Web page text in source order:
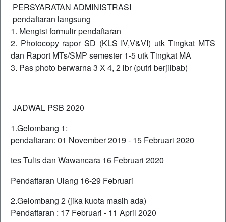
PERSYARATAN ADMINISTRASI
pendaftaran langsung
1. Mengisi formulir pendaftaran
2. Photocopy rapor SD (KLS IV,V&VI) utk Tingkat MTS
dan Raport MTs/SMP semester 1-5 utk Tingkat MA
3. Pas photo berwarna 3 X 4, 2 lbr (putri berjilbab)
JADWAL PSB 2020
1.Gelombang 1:
pendaftaran: 01 November 2019 - 15 Februari 2020
tes Tulis dan Wawancara 16 Februari 2020
Pendaftaran Ulang 16-29 Februari
2.Gelombang 2 (jika kuota masih ada)
Pendaftaran : 17 Februari - 11 April 2020